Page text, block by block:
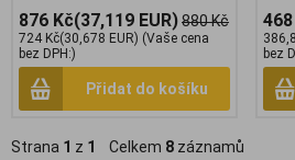
876 Kč(37,119 EUR)880 Kč
724 Kč(30,678 EUR) (Vaše cena
bez DPH:)
Přidat do košíku
bez
Strana 1 z 1 Celkem 8 záznamů